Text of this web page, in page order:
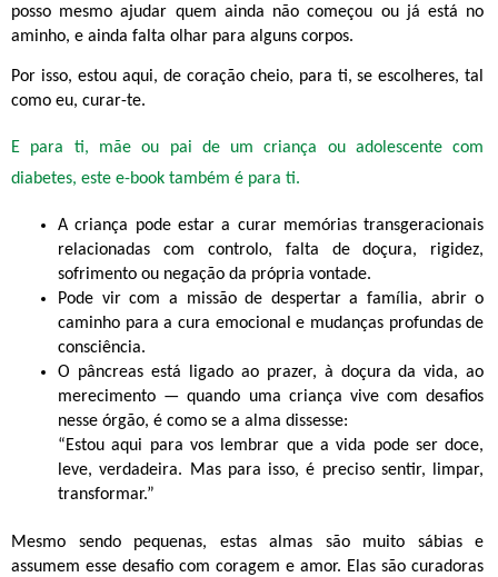
posso mesmo ajudar quem ainda não começou ou já está no
aminho, e ainda falta olhar para alguns corpos.
Por isso, estou aqui, de coração cheio, para ti, se escolheres, tal
como eu, curar-te.
E para ti, mãe ou pai de um criança ou adolescente com
diabetes, este e-book também é para ti.
A criança pode estar a curar memórias transgeracionais
relacionadas com controlo, falta de doçura, rigidez,
sofrimento ou negação da própria vontade.
Pode vir com a missão de despertar a família, abrir o
caminho para a cura emocional e mudanças profundas de
consciência.
O pâncreas está ligado ao prazer, à doçura da vida, ao
merecimento — quando uma criança vive com desafios
nesse órgão, é como se a alma dissesse:
“Estou aqui para vos lembrar que a vida pode ser doce,
leve, verdadeira. Mas para isso, é preciso sentir, limpar,
transformar.”
Mesmo sendo pequenas, estas almas são muito sábias e
assumem esse desafio com coragem e amor. Elas são curadoras